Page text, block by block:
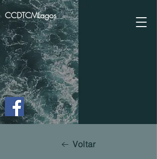
CCDTCMLagos
Voltar